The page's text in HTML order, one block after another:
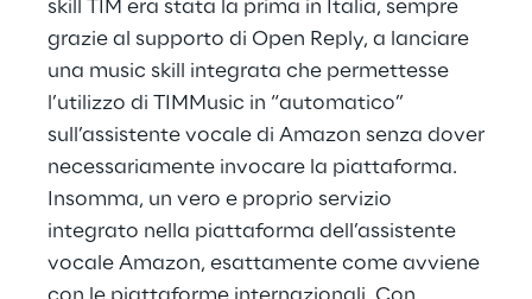
skill TIM era stata la prima in Italia, sempre
grazie al supporto di Open Reply, a lanciare
una music skill integrata che permettesse
l’utilizzo di TIMMusic in “automatico”
sull’assistente vocale di Amazon senza dover
necessariamente invocare la piattaforma.
Insomma, un vero e proprio servizio
integrato nella piattaforma dell’assistente
vocale Amazon, esattamente come avviene